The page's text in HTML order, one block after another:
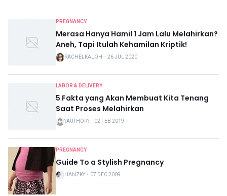
PREGNANCY
Merasa Hanya Hamil 1 Jam Lalu Melahirkan?
Aneh, Tapi Itulah Kehamilan Kriptik!
RACHELKALOH ・ 26 JUL 2020
LABOR & DELIVERY
5 Fakta yang Akan Membuat Kita Tenang
Saat Proses Melahirkan
?AUTHOR? ・ 02 FEB 2019
PREGNANCY
Guide To a Stylish Pregnancy
HANZKY ・ 07 DEC 2009